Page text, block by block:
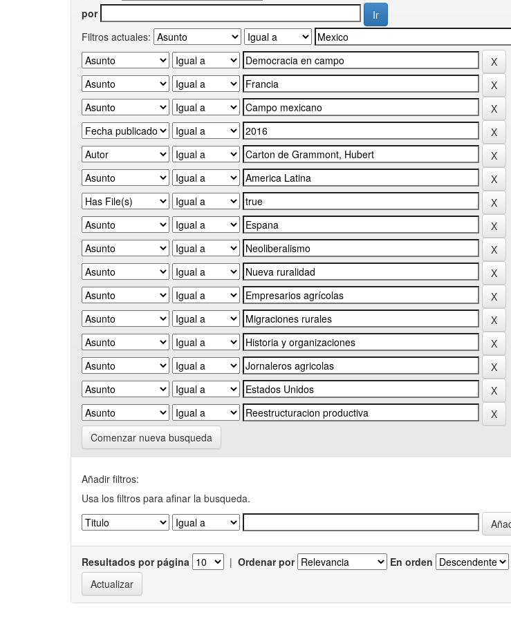
por
Filtros actuales:
Comenzar nueva busqueda
Añadir filtros:
Usa los filtros para afinar la busqueda.
Resultados por página | Ordenar por En orden